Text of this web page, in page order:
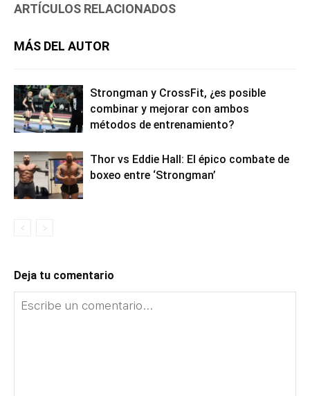
ARTÍCULOS RELACIONADOS
MÁS DEL AUTOR
Strongman y CrossFit, ¿es posible
combinar y mejorar con ambos
métodos de entrenamiento?
Thor vs Eddie Hall: El épico combate de
boxeo entre ‘Strongman’
Deja tu comentario